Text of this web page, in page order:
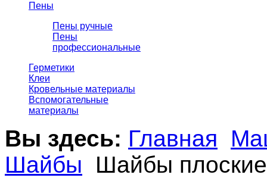
Пены
Пены ручные
Пены
профессиональные
Герметики
Клеи
Кровельные материалы
Вспомогательные
материалы
Вы здесь: Главная
Шайбы
Шайбы плоские